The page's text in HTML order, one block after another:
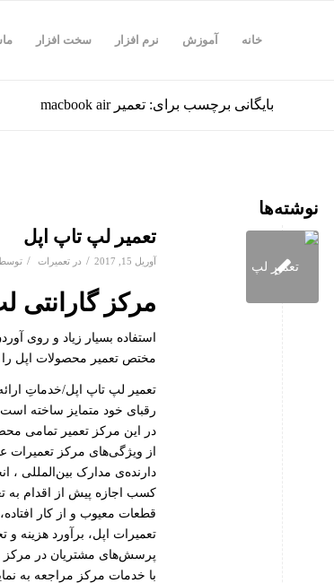
خانه آموزش نرم افزار سخت افزار
بایگانی برچسب برای: تعمیر macbook air
نوشته‌ها
تعمیر لپ تاپ اپل
آوریل 15, 2017 / در تعمیرات / توسط
مرکز گارانتی
استفاده بسیار زیاد و روی
مختص تعمیر محصولات اپل را
تعمیر لپ تاپ اپل/خدماتِ
رقبای خود متمایز ساخته
در این مرکز تعمیر تمامی
از ویژگی‌های مرکز تعمیرات
دارنده‌ی مدارک بین‌المللی ،
کسب اجازه پیش از اقدام به
قطعات معیوب و از کار
تعمیرات اپل، برآورد هزینه
پرسش‌های مشتریان در مرکز
با خدمات مرکز مراجعه به